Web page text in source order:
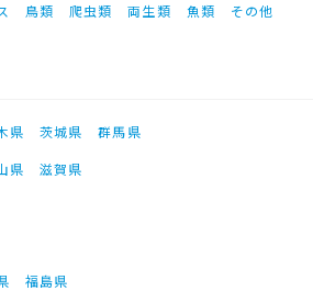
鳥類 爬虫類 両生類 魚類 その他
県 茨城県
群馬県
県
滋賀県
福島県